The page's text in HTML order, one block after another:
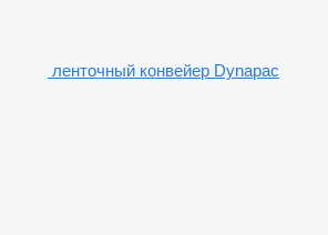
ленточный конвейер Dynapac